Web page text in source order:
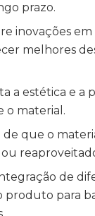
prazo.
inovações
melhores
a estética e a
o material.
que o
de
produto para